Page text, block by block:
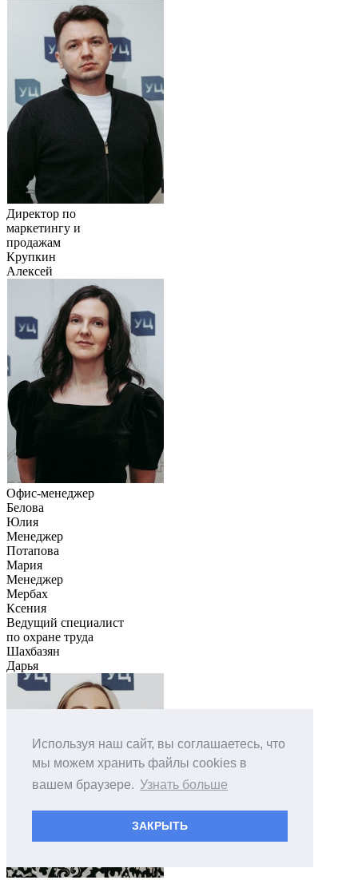
Используя наш сайт, вы соглашаетесь, что
мы можем хранить файлы cookies в
вашем браузере. Узнать больше
ЗАКРЫТЬ
Директор по
маркетингу и
продажам
Крупкин
Алексей
Офис-менеджер
Белова
Юлия
Менеджер
Потапова
Мария
Менеджер
Мербах
Ксения
Ведущий специалист
по охране труда
Шахбазян
Дарья